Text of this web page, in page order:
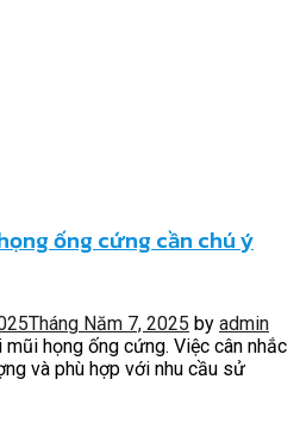
ống cứng cần chú ý
Tháng Năm 7, 2025 by admin
họng ống cứng. Việc cân nhắc
và phù hợp với nhu cầu sử